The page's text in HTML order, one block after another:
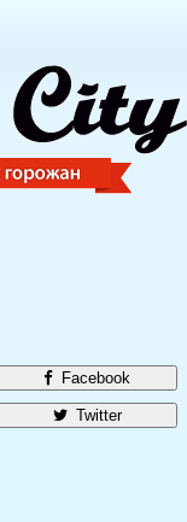
Facebook
Twitter